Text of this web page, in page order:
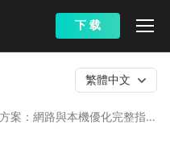
下 载
案：網路與本機優化完整指
繁體中文